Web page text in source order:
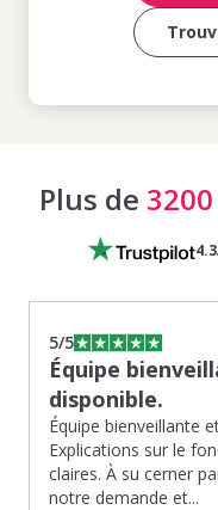
Plus de
4.3
5/5
Équipe
disponible.
Équipe bienveillante
Explications sur le
claires. À su cerner
notre demande et...